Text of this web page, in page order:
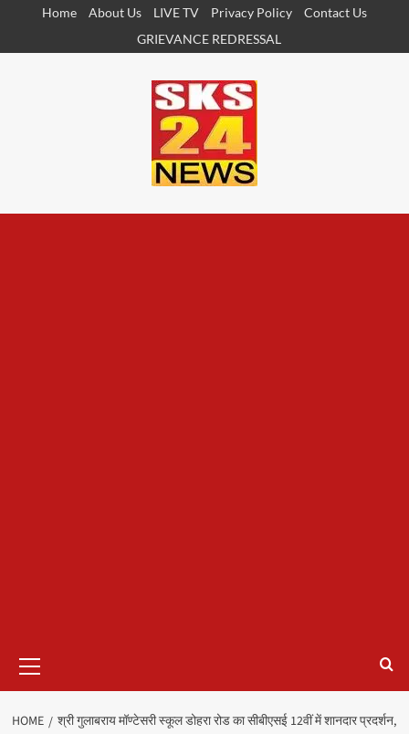
content
Home About Us LIVE TV Privacy Policy
Contact Us
GRIEVANCE REDRESSAL
Menu
HOME
श्री गुलाबराय मॉण्टेसरी स्कूल डोहरा रोड का सीबीएसई 12वीं में शानदार प्रदर्शन,